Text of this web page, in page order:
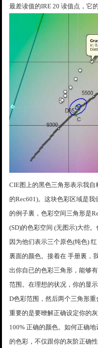
最差读值的IRE 20 读值点，它
CIE图上的黑色三角形表示我自
的Rec601)。这块色彩区域是
的例子裏，色彩空间三角形是
(SD)的色彩空间 (无图示)大些
因为他们表示三个原色(纯色)
裏面的颜色。接着在 手册裏，
出你自已的色彩三角形，能够
范围。在理想的状况，你的显
D色彩范围，然后两个三角形重
重要的是要暸解正确设定你的
100% 正确的颜色。如何正确
的色彩，不仅跟你的灰阶正确